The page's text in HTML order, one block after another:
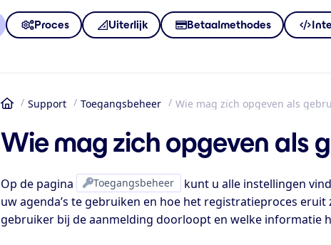
Proces Uiterlijk Betaalmethodes
Home
Support Toegangsbeheer Wie mag zich opgeven als
Wie mag zich opgeven als
Op de pagina Toegangsbeheer
kunt u alle instellingen
uw agenda’s te gebruiken en hoe het registratieproces
gebruiker bij de aanmelding doorloopt en welke informatie